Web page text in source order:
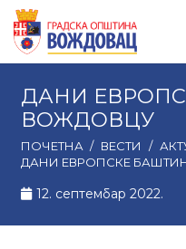
ДАНИ
ВОЖДОВЦУ
ПОЧЕТНА / ВЕСТИ /
ДАНИ ЕВРОПСКЕ
12. септембар 2022.